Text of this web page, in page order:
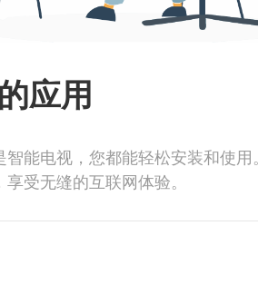
应用
能电视，您都能轻松安装和使用。
受无缝的互联网体验。